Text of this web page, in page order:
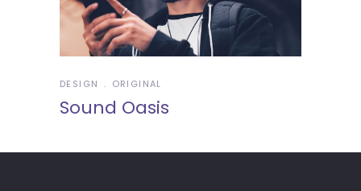
DESIGN ORIGINAL
Sound Oasis